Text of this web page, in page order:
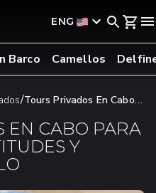
ENG
Barco Camellos
/Tours Privados En Cabo
EN CABO PARA
Y